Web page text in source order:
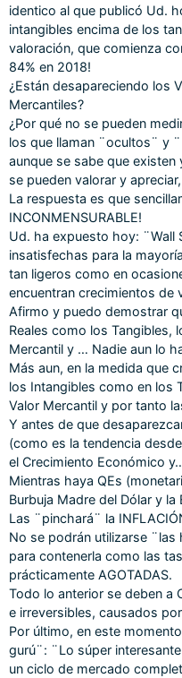
identico al que publicó Ud.
intangibles encima de los
valoración, que comienza
84% en 2018!
¿Están desapareciendo los
Mercantiles?
¿Por qué no se pueden
los que llaman ¨ocultos¨ y
aunque se sabe que existen
se pueden valorar y
La respuesta es que
INCONMENSURABLE!
Ud. ha expuesto hoy: ¨Wall
insatisfechas para la
tan ligeros como en
encuentran crecimientos de
Afirmo y puedo demostrar
Reales como los Tangibles,
Mercantil y … Nadie aun lo
Más aun, en la medida que
los Intangibles como en los
Valor Mercantil y por tanto
Y antes de que
(como es la tendencia
el Crecimiento Económico
Mientras haya QEs
Burbuja Madre del Dólar y la
Las ¨pinchará¨ la
No se podrán utilizarse ¨las
para contenerla como las
prácticamente AGOTADAS.
Todo lo anterior se deben a
e irreversibles, causados
Por último, en este
gurú¨: ¨Lo súper
un ciclo de mercado